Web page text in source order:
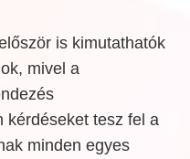
is kimutathatók
mivel a
kérdéseket tesz fel a
minden egyes